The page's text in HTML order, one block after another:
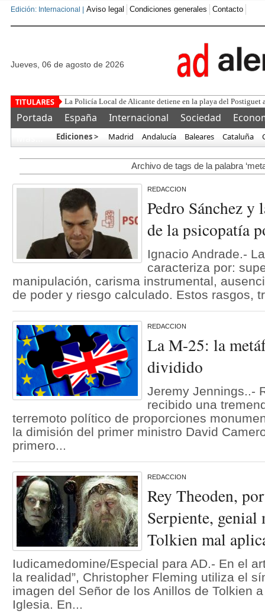
Edición: Internacional | Aviso legal Condiciones generales Contacto
jueves, 06 de agosto de 2026
La Policía Local de Alicante detiene en la playa del Postiguet
Portada España Internacional Sociedad
Ediciones > Madrid Andalucía Baleares Cataluña
Archivo de tags de la palabra
REDACCION
Pedro Sánchez y
de la psicopatía
Ignacio Andrade.-
caracteriza por:
manipulación, carisma instrumental,
de poder y riesgo calculado. Estos rasgos,
REDACCION
La M-25: la
dividido
Jeremy Jennings..-
recibido una
terremoto político de proporciones
la dimisión del primer ministro David
primero...
REDACCION
Rey Theoden,
Serpiente, genial
Tolkien mal
Iudicamedomine/Especial para AD.- En el
la realidad”, Christopher Fleming utiliza el
imagen del Señor de los Anillos de Tolkien
Iglesia. En...